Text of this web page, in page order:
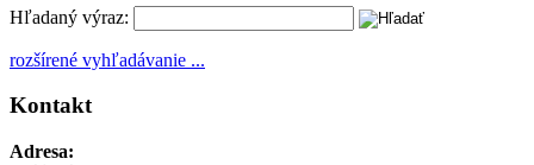
Hľadaný výraz:
rozšírené vyhľadávanie ...
Kontakt
Adresa: